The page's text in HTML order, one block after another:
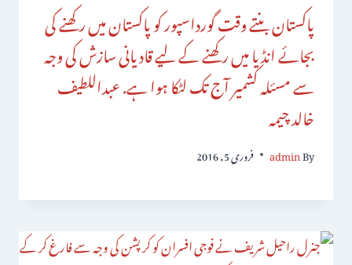
پاکستان بنتے وقت گورداسپور کو پاکستان میں رکھنے کی
بجائے انڈیا میں رکھنے کے لیے قادیانی سازش کی وجہ
سے مسئلہ کشمیر آج تک لٹکا ہوا ہے. عبداللطیف
خالد چیمہ
By
admin فروری 5, 2016